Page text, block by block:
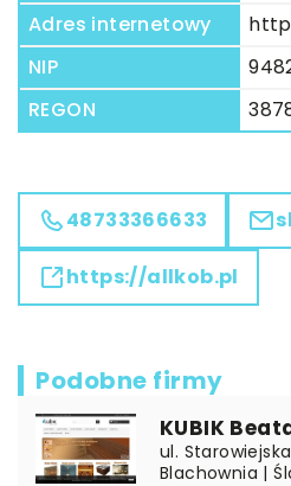
Adres internetowy
NIP
REGON
48733366633
https://allkob.pl
Podobne firmy
KUBIK
ul.
Blachownia |